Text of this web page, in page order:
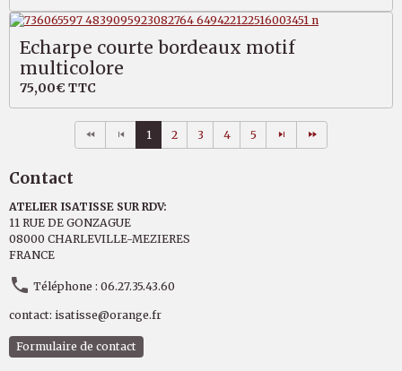
Echarpe courte bordeaux motif
multicolore
75,00€ TTC
1 2 3 4 5
Contact
ATELIER ISATISSE SUR RDV:
11 RUE DE GONZAGUE
08000 CHARLEVILLE-MEZIERES
FRANCE
Téléphone : 06.27.35.43.60
contact: isatisse@orange.fr
Formulaire de contact